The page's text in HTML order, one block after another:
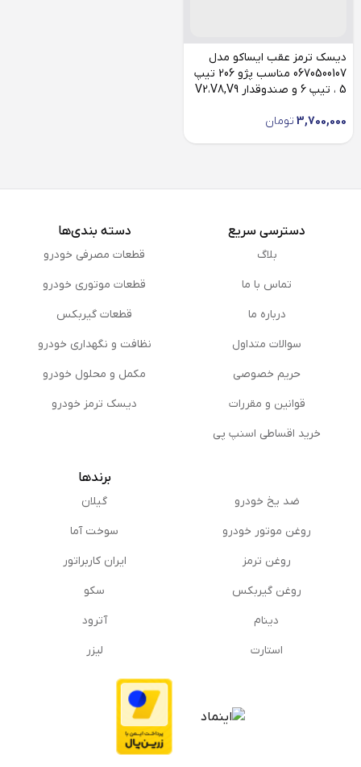
دیسک ترمز عقب ایساکو مدل
0670500107 مناسب پژو 206 تیپ
5 ، تیپ 6 و صندوقدار V2،V8,V9
3,700,000 تومان
دسترسی سریع
بلاگ
تماس با ما
درباره ما
سوالات متداول
حریم خصوصی
قوانین و مقررات
خرید اقساطی اسنپ پی
دسته بندی‌ها
قطعات مصرفی خودرو
قطعات موتوری خودرو
قطعات گیربکس
نظافت و نگهداری خودرو
مكمل و محلول خودرو
دیسک ترمز خودرو
ضد یخ خودرو
روغن موتور خودرو
روغن ترمز
روغن گیربكس
دینام
استارت
برندها
گیلان
سوخت آما
ایران کاربراتور
سکو
آترود
لیزر